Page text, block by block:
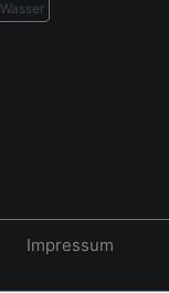
Wasser
Impressum